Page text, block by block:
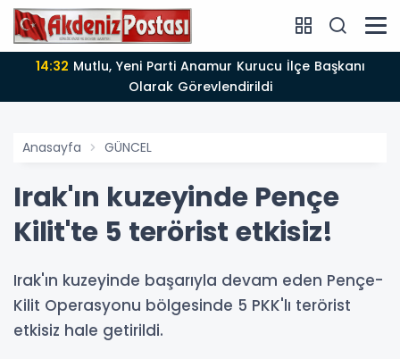
14:12Anamur'da Kasten öldürmeye teşebbüs şüphelisi
tutuklandı
Anasayfa GÜNCEL
Irak'ın kuzeyinde Pençe
Kilit'te 5 terörist etkisiz!
Irak'ın kuzeyinde başarıyla devam eden Pençe-
Kilit Operasyonu bölgesinde 5 PKK'lı terörist
etkisiz hale getirildi.